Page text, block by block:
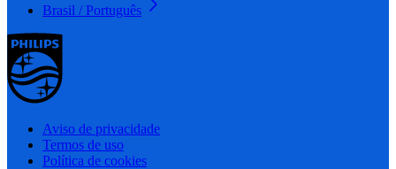
Brasil / Português
Aviso de privacidade
Termos de uso
Política de cookies